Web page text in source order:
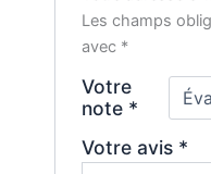
Les champs
avec *
Votre
note *
Votre avis *